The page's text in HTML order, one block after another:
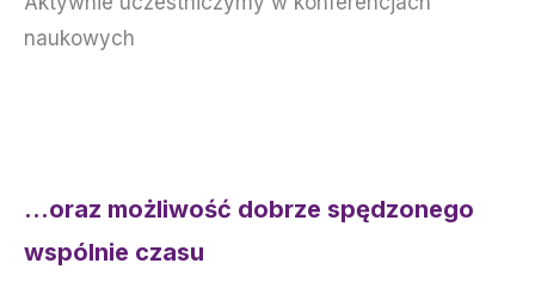
naukowych
…oraz możliwość dobrze spędzonego
wspólnie czasu